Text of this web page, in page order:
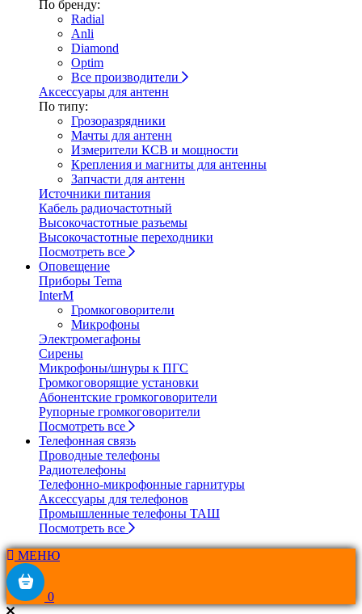
По бренду:
Radial
Anli
Diamond
Optim
Все производители
Аксессуары для антенн
По типу:
Грозоразрядники
Мачты для антенн
Измерители КСВ и мощности
Крепления и магниты для антенны
Запчасти для антенн
Источники питания
Кабель радиочастотный
Высокочастотные разъемы
Высокочастотные переходники
Посмотреть все
Оповещение
Приборы Tema
InterM
Громкоговорители
Микрофоны
Электромегафоны
Сирены
Микрофоны/шнуры к ПГС
Громкоговорящие установки
Абонентские громкоговорители
Рупорные громкоговорители
Посмотреть все
Телефонная связь
Проводные телефоны
Радиотелефоны
Телефонно-микрофонные гарнитуры
Аксессуары для телефонов
Промышленные телефоны ТАШ
Посмотреть все
МЕНЮ
0